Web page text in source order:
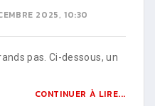
2025, 10:30
pas. Ci-dessous, un
CONTINUER À LIRE...